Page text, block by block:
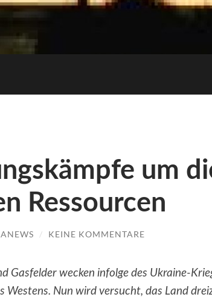
um
Ressourcen
/ KEINE KOMMENTARE
Gasfelder wecken infolge des Ukraine-
Westens. Nun wird versucht, das Land